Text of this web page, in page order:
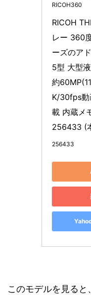
RICOH360
RICOH
レー 360
ーズのア
5型 大型
約
K/30fps動
載 内蔵メ
256433 (
256433
このモデルを見る